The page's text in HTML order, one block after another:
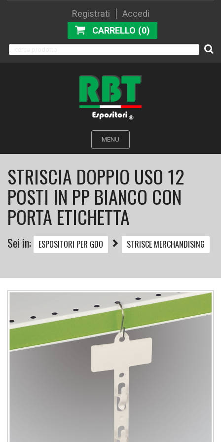
Registrati
Accedi
CARRELLO (0)
MENU
STRISCIA DOPPIO USO 12
POSTI IN PP BIANCO CON
PORTA ETICHETTA
Sei in: ESPOSITORI PER GDO STRISCE MERCHANDISING